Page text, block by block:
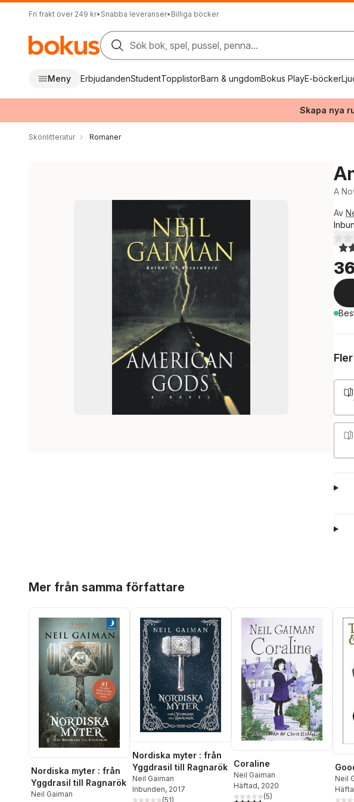
Fri frakt över 249 kr• Snabba leveranser• Billiga böcker
Sök bok, spel, pussel, penna...
Meny ErbjudandenStudentTopplistorBarn & ungdomBokus PlayE-böcker
Skapa nya
Skönlitteratur Romaner
A
Av
4,0
Mer från samma författare
Nordiska myter : från
Yggdrasil till Ragnarök
Neil Gaiman
Nordiska myter : från
Yggdrasil till Ragnarök
Neil Gaiman
Inbunden, 2017
(51)
Coraline
Neil Gaiman
Häftad, 2020
(5)
Neil